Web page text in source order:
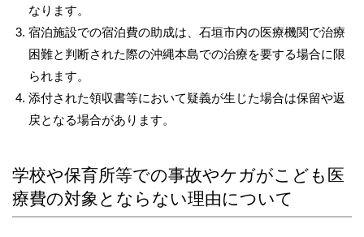
なります。
宿泊施設での宿泊費の助成は、石垣市内の医療機関で治療
困難と判断された際の沖縄本島での治療を要する場合に限
られます。
添付された領収書等において疑義が生じた場合は保留や返
戻となる場合があります。
学校や保育所等での事故やケガがこども医
療費の対象とならない理由について